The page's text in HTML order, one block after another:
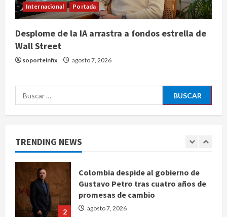
Internacional Portada
Desplome de la IA arrastra a fondos estrella de
Wall Street
soporteinfix agosto 7, 2026
Buscar:
TRENDING NEWS
4 agosto 7, 2026
ocultados en el caso Ayotzinapa
1
Charlotte FC vs Atlas: Fecha,
horario y canal para ver el partido
2
Colombia despide al gobierno de
Gustavo Petro tras cuatro años de
promesas de cambio
agosto 7, 2026